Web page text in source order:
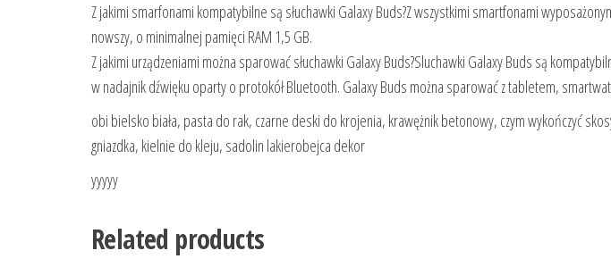
Z jakimi smarfonami kompatybilne są słuchawki Galaxy Buds?Z wszystkimi smartfonami
nowszy, o minimalnej pamięci RAM 1,5 GB.
Z jakimi urządzeniami można sparować słuchawki Galaxy Buds?Sluchawki Galaxy Buds są
w nadajnik dźwięku oparty o protokół Bluetooth. Galaxy Buds można sparować z tabletem,
obi bielsko biała, pasta do rak, czarne deski do krojenia, krawężnik betonowy, czym wykończyć
gniazdka, kielnie do kleju, sadolin lakierobejca dekor
yyyyy
Related products